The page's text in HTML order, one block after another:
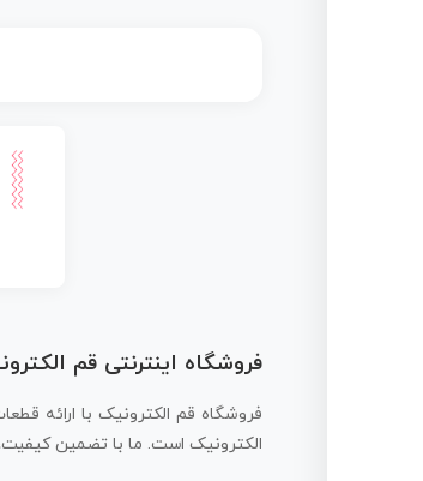
فروشگاه اینترنتی قم
فروشگاه قم الکترونیک با ارائه
الکترونیک است. ما با تضمین